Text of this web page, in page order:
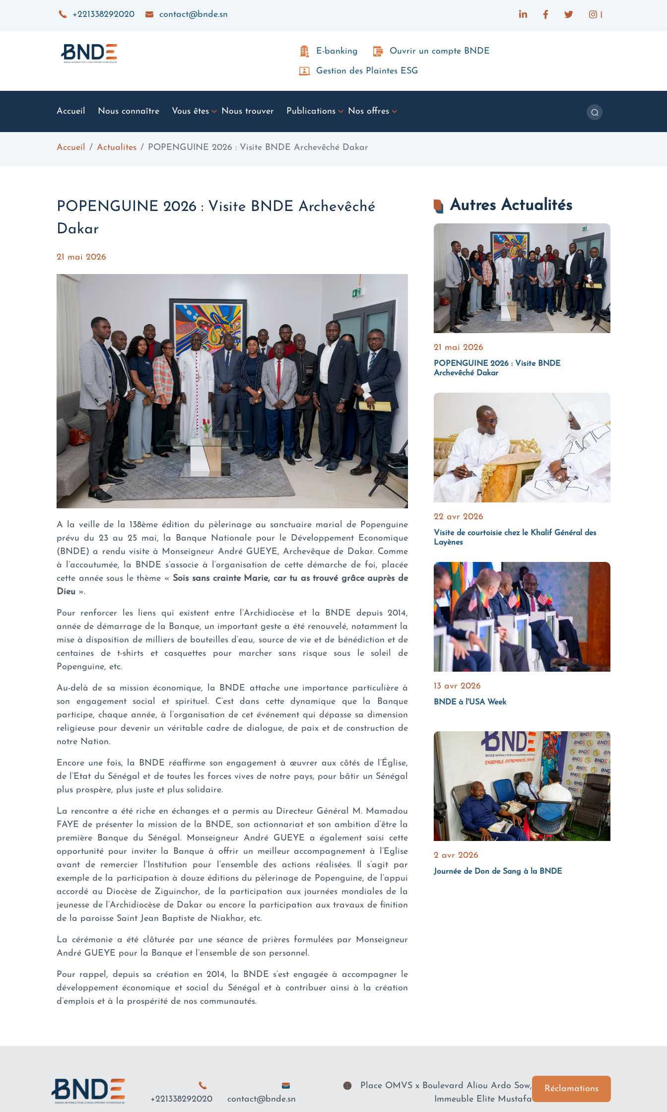
+221338292020
contact@bnde.sn I
E-banking Ouvrir un compte BNDE
Gestion des Plaintes ESG
Accueil Nous connaître Vous êtes Nous trouver Publications Nos offres
Accueil Actualites POPENGUINE 2026 : Visite BNDE Archevêché Dakar
POPENGUINE 2026 : Visite BNDE Archevêché
Dakar
21 mai 2026
A la veille de la 138ème édition du pèlerinage au sanctuaire marial de Popenguine
prévu du 23 au 25 mai, la Banque Nationale pour le Développement Economique
(BNDE) a rendu visite à Monseigneur André GUEYE, Archevêque de Dakar. Comme
à l’accoutumée, la BNDE s’associe à l’organisation de cette démarche de foi, placée
cette année sous le thème « Sois sans crainte Marie, car tu as trouvé grâce auprès de
Dieu ».
Pour renforcer les liens qui existent entre l’Archidiocèse et la BNDE depuis 2014,
année de démarrage de la Banque, un important geste a été renouvelé, notamment la
mise à disposition de milliers de bouteilles d’eau, source de vie et de bénédiction et de
centaines de t-shirts et casquettes pour marcher sans risque sous le soleil de
Popenguine, etc.
Au-delà de sa mission économique, la BNDE attache une importance particulière à
son engagement social et spirituel. C’est dans cette dynamique que la Banque
participe, chaque année, à l’organisation de cet événement qui dépasse sa dimension
religieuse pour devenir un véritable cadre de dialogue, de paix et de construction de
notre Nation.
Encore une fois, la BNDE réaffirme son engagement à œuvrer aux côtés de l’Église,
de l’Etat du Sénégal et de toutes les forces vives de notre pays, pour bâtir un Sénégal
plus prospère, plus juste et plus solidaire.
La rencontre a été riche en échanges et a permis au Directeur Général M. Mamadou
FAYE de présenter la mission de la BNDE, son actionnariat et son ambition d’être la
première Banque du Sénégal. Monseigneur André GUEYE a également saisi cette
opportunité pour inviter la Banque à offrir un meilleur accompagnement à l’Eglise
avant de remercier l’Institution pour l’ensemble des actions réalisées. Il s’agit par
exemple de la participation à douze éditions du pèlerinage de Popenguine, de l’appui
accordé au Diocèse de Ziguinchor, de la participation aux journées mondiales de la
jeunesse de l’Archidiocèse de Dakar ou encore la participation aux travaux de finition
de la paroisse Saint Jean Baptiste de Niakhar, etc.
La cérémonie a été clôturée par une séance de prières formulées par Monseigneur
André GUEYE pour la Banque et l’ensemble de son personnel.
Pour rappel, depuis sa création en 2014, la BNDE s’est engagée à accompagner le
développement économique et social du Sénégal et à contribuer ainsi à la création
d’emplois et à la prospérité de nos communautés.
Autres Actualités
21 mai 2026
POPENGUINE 2026 : Visite BNDE
Archevêché Dakar
22 avr 2026
Visite de courtoisie chez le Khalif Général des
Layènes
13 avr 2026
BNDE à l'USA Week
2 avr 2026
Journée de Don de Sang à la BNDE
+221338292020 contact@bnde.sn
Place OMVS x Boulevard Aliou Ardo Sow,
Immeuble Elite Mustafa
Réclamations